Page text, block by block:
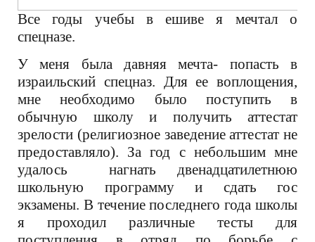
Все годы учебы в ешиве я мечтал о
спецназе.
У меня была давняя мечта- попасть в
израильский спецназ. Для ее воплощения,
мне необходимо было поступить в
обычную школу и получить аттестат
зрелости (религиозное заведение аттестат не
предоставляло). За год с небольшим мне
удалось нагнать двенадцатилетнюю
школьную программу и сдать гос
экзамены. В течение последнего года школы
я проходил различные тесты для